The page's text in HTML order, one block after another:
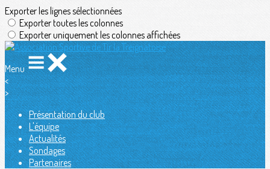
Exporter les lignes sélectionnées
Exporter toutes les colonnes
Exporter uniquement les colonnes affichées
Menu
<
>
Présentation du club
L'équipe
Actualités
Sondages
Partenaires